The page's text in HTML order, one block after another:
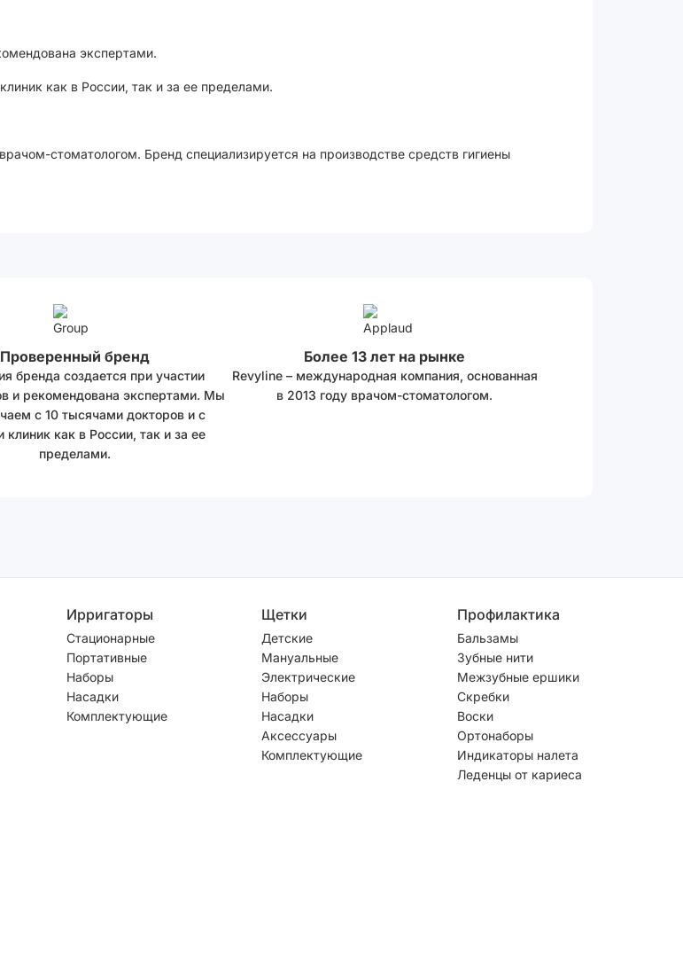
экспертами.
как в России, так и за ее пределами.
стоматологом. Бренд специализируется на производстве средств гигиены
Проверенный бренд
бренда создается при участии
и рекомендована экспертами. Мы
с 10 тысячами докторов и с
клиник как в России, так и за ее
пределами.
Более 13 лет на рынке
Revyline – международная компания, основанная
в 2013 году врачом-стоматологом.
Ирригаторы
Стационарные
Портативные
Наборы
Насадки
Комплектующие
Щетки
Детские
Мануальные
Электрические
Наборы
Насадки
Аксессуары
Комплектующие
Профилактика
Бальзамы
Зубные нити
Межзубные ершики
Скребки
Воски
Ортонаборы
Индикаторы налета
Леденцы от кариеса